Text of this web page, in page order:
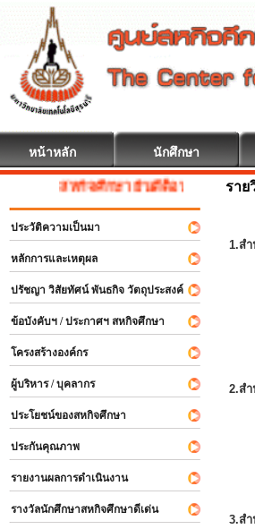
หน้าหลัก นักศึกษา
สหกิจศึกษา ยินดีต้อนรับ
ประวัติความเป็นมา
หลักการและเหตุผล
ปรัชญา วิสัยทัศน์ พันธกิจ วัตถุประสงค์
ข้อบังคับฯ / ประกาศฯ สหกิจศึกษา
โครงสร้างองค์กร
ผู้บริหาร / บุคลากร
ประโยชน์ของสหกิจศึกษา
ประกันคุณภาพ
รายงานผลการดำเนินงาน
รางวัลนักศึกษาสหกิจศึกษาดีเด่น
ราย
1.ส
2.ส
3.ส